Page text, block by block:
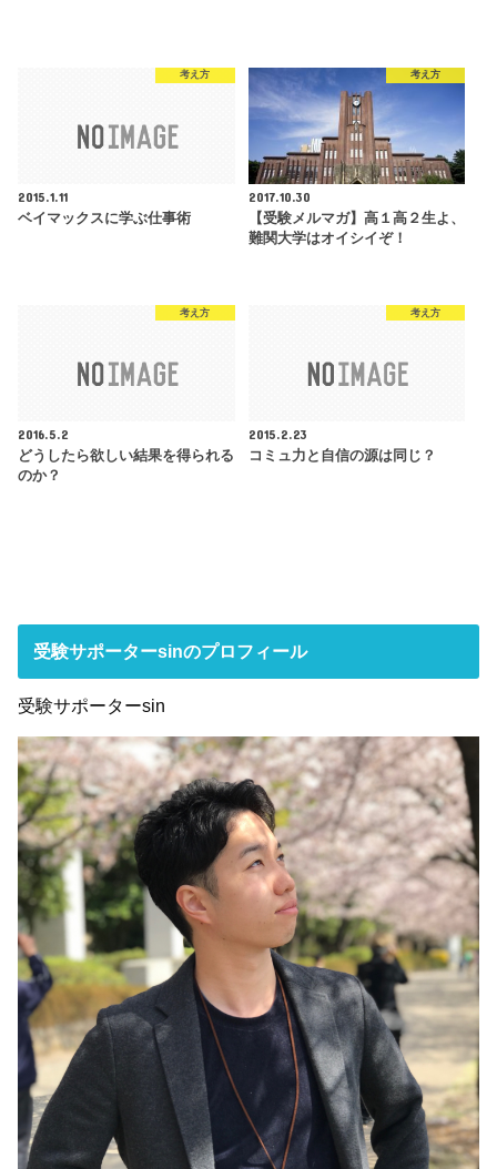
考え方
2015.1.11
ベイマックスに学ぶ仕事術
考え方
2017.10.30
【受験メルマガ】高１高２生よ、
難関大学はオイシイぞ！
考え方
2016.5.2
どうしたら欲しい結果を得られる
のか？
考え方
2015.2.23
コミュ力と自信の源は同じ？
受験サポーターsinのプロフィール
受験サポーターsin